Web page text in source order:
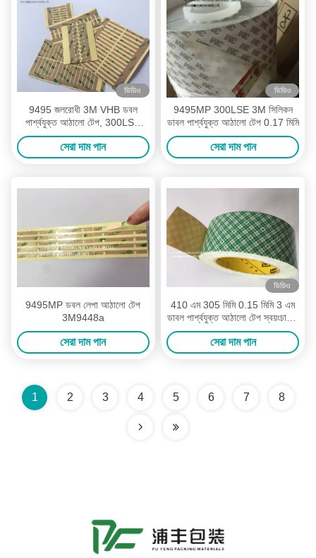
ভিডিও
9495 জলরোধী 3M VHB ডবল
পার্শ্বযুক্ত আঠালো টেপ, 300LSE
ডাবল পার্শ্বযুক্ত আঠালো ফেনা মাউন্ট
প্যাড
সেরা দাম পান
ভিডিও
9495MP 300LSE 3M সিলিকন
ডাবল পার্শ্বযুক্ত আঠালো টেপ 0.17 মিমি
সেরা দাম পান
9495MP ডবল লেপা আঠালো টেপ
3M9448a
সেরা দাম পান
ভিডিও
410 এম 305 মিমি 0.15 মিমি 3 এম
ডাবল পার্শ্বযুক্ত আঠালো টেপ স্বয়ংচালিত
এবং ইলেকট্রনিক্স শিল্প
সেরা দাম পান
1 2 3 4 5 6 7 8